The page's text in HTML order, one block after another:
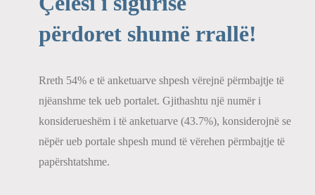
përdoret shumë rrallë!
Rreth 54% e të anketuarve shpesh vërejnë përmbajtje të
njëanshme tek ueb portalet. Gjithashtu një numër i
konsiderueshëm i të anketuarve (43.7%), konsiderojnë se
nëpër ueb portale shpesh mund të vërehen përmbajtje të
papërshtatshme.